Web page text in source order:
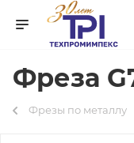
Фреза
Фрезы по металлу